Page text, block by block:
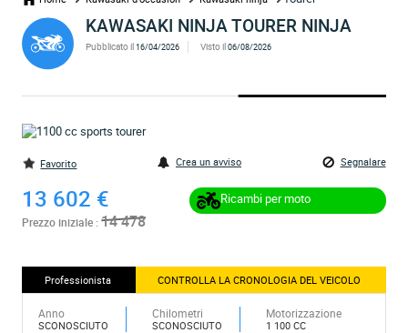
KAWASAKI NINJA TOURER NINJA
Pubblicato il16/04/2026 Visto il06/08/2026
Favorito Crea un avviso Segnalare
13 602 €
Prezzo iniziale :14 478
Ricambi per moto
Professionista CONTROLLA LA CRONOLOGIA DEL VEICOLO
Anno
SCONOSCIUTO
Chilometri
SCONOSCIUTO
Motorizzazione
1 100 CC